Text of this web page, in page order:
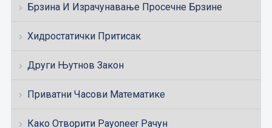
Брзина И Израчунавање Просечне Брзине
Хидростатички Притисак
Други Њутнов Закон
Приватни Часови Математике
Како Отворити Payoneer Рачун